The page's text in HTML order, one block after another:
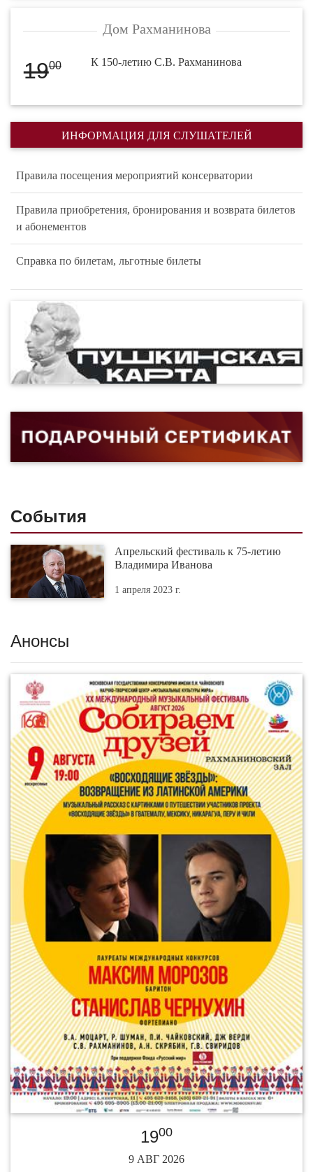
Дом Рахманинова
1900 К 150-летию С.В. Рахманинова
ИНФОРМАЦИЯ ДЛЯ СЛУШАТЕЛЕЙ
Правила посещения мероприятий консерватории
Правила приобретения, бронирования и возврата билетов
и абонементов
Справка по билетам, льготные билеты
События
Апрельский фестиваль к 75-летию
Владимира Иванова
1 апреля 2023 г.
Анонсы
1900
9 АВГ 2026